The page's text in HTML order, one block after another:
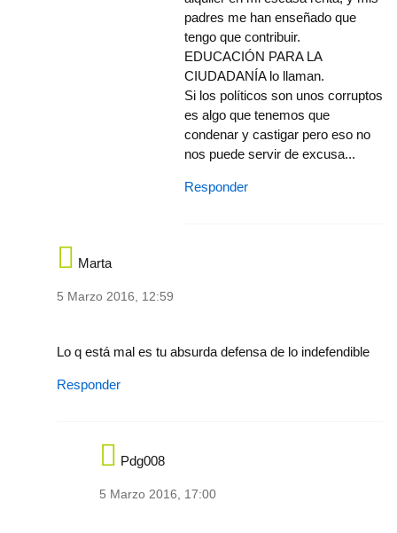
padres me han enseñado que
tengo que contribuir.
EDUCACIÓN PARA LA
CIUDADANÍA lo llaman.
Si los políticos son unos corruptos
es algo que tenemos que
condenar y castigar pero eso no
nos puede servir de excusa...
Responder
Marta
5 Marzo 2016, 12:59
Lo q está mal es tu absurda defensa de lo indefendible
Responder
Pdg008
5 Marzo 2016, 17:00